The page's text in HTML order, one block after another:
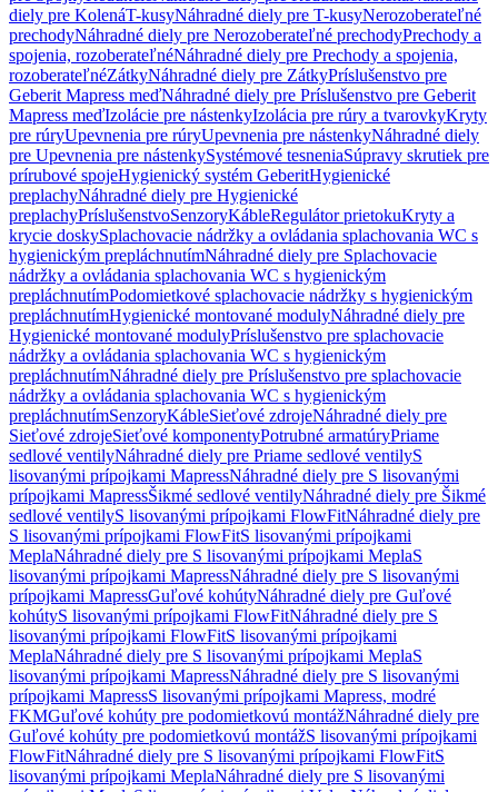
diely pre KolenáT-kusyNáhradné diely pre T-kusyNerozoberateľné
prechodyNáhradné diely pre Nerozoberateľné prechodyPrechody a
spojenia, rozoberateľnéNáhradné diely pre Prechody a spojenia,
rozoberateľnéZátkyNáhradné diely pre ZátkyPríslušenstvo pre
Geberit Mapress meďNáhradné diely pre Príslušenstvo pre Geberit
Mapress meďIzolácie pre nástenkyIzolácia pre rúry a tvarovkyKryty
pre rúryUpevnenia pre rúryUpevnenia pre nástenkyNáhradné diely
pre Upevnenia pre nástenkySystémové tesneniaSúpravy skrutiek pre
prírubové spojeHygienický systém GeberitHygienické
preplachyNáhradné diely pre Hygienické
preplachyPríslušenstvoSenzoryKábleRegulátor prietokuKryty a
krycie doskySplachovacie nádržky a ovládania splachovania WC s
hygienickým prepláchnutímNáhradné diely pre Splachovacie
nádržky a ovládania splachovania WC s hygienickým
prepláchnutímPodomietkové splachovacie nádržky s hygienickým
prepláchnutímHygienické montované modulyNáhradné diely pre
Hygienické montované modulyPríslušenstvo pre splachovacie
nádržky a ovládania splachovania WC s hygienickým
prepláchnutímNáhradné diely pre Príslušenstvo pre splachovacie
nádržky a ovládania splachovania WC s hygienickým
prepláchnutímSenzoryKábleSieťové zdrojeNáhradné diely pre
Sieťové zdrojeSieťové komponentyPotrubné armatúryPriame
sedlové ventilyNáhradné diely pre Priame sedlové ventilyS
lisovanými prípojkami MapressNáhradné diely pre S lisovanými
prípojkami MapressŠikmé sedlové ventilyNáhradné diely pre Šikmé
sedlové ventilyS lisovanými prípojkami FlowFitNáhradné diely pre
S lisovanými prípojkami FlowFitS lisovanými prípojkami
MeplaNáhradné diely pre S lisovanými prípojkami MeplaS
lisovanými prípojkami MapressNáhradné diely pre S lisovanými
prípojkami MapressGuľové kohútyNáhradné diely pre Guľové
kohútyS lisovanými prípojkami FlowFitNáhradné diely pre S
lisovanými prípojkami FlowFitS lisovanými prípojkami
MeplaNáhradné diely pre S lisovanými prípojkami MeplaS
lisovanými prípojkami MapressNáhradné diely pre S lisovanými
prípojkami MapressS lisovanými prípojkami Mapress, modré
FKMGuľové kohúty pre podomietkovú montážNáhradné diely pre
Guľové kohúty pre podomietkovú montážS lisovanými prípojkami
FlowFitNáhradné diely pre S lisovanými prípojkami FlowFitS
lisovanými prípojkami MeplaNáhradné diely pre S lisovanými